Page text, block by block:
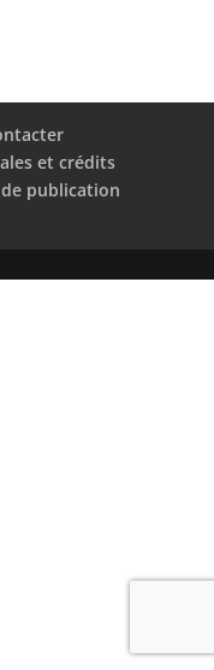
et crédits
publication